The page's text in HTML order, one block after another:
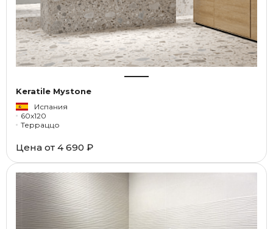
Keratile Mystone
Испания
60x120
Терраццо
Цена от 4 690 ₽